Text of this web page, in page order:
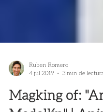
Ruben Romero
4 jul 2019
3 min de lectura